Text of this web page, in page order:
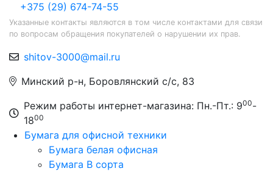
+375 (29) 674-74-55
Указанные контакты являются в том числе контактами для связи
по вопросам обращения покупателей о нарушении их прав.
shitov-3000@mail.ru
Минский р-н, Боровлянский с/с, 83
Режим работы интернет-магазина: Пн.-Пт.: 900-
1800
Бумага для офисной техники
Бумага белая офисная
Бумага B сорта